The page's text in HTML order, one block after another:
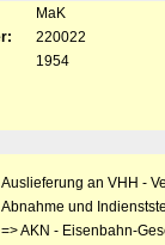
MaK
220022
1954
Auslieferung an VHH -
Abnahme und
=> AKN - Eisenbahn-